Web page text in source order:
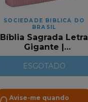
SOCIEDADE BIBLICA DO
BRASIL
Bíblia Sagrada Letra
Gigante |
Emborrachada
Renda Nobre Rosa |
RA | Com Índice
ESGOTADO
Avise-me quando